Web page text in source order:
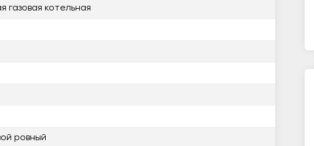
газовая котельная
ровный